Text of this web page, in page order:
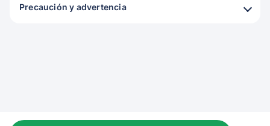
Precaución y advertencia